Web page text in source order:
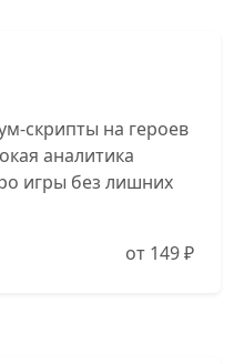
скрипты на героев
аналитика
игры без лишних
от 149₽